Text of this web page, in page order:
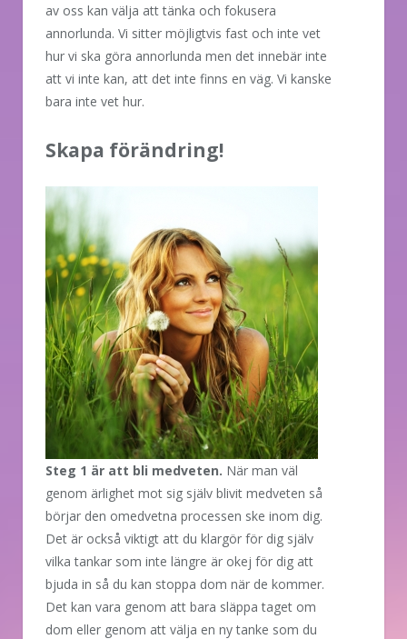
av oss kan välja att tänka och fokusera
annorlunda. Vi sitter möjligtvis fast och inte vet
hur vi ska göra annorlunda men det innebär inte
att vi inte kan, att det inte finns en väg. Vi kanske
bara inte vet hur.
Skapa förändring!
Steg 1 är att bli medveten. När man väl
genom ärlighet mot sig själv blivit medveten så
börjar den omedvetna processen ske inom dig.
Det är också viktigt att du klargör för dig själv
vilka tankar som inte längre är okej för dig att
bjuda in så du kan stoppa dom när de kommer.
Det kan vara genom att bara släppa taget om
dom eller genom att välja en ny tanke som du